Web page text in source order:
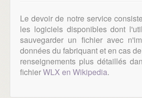
Le devoir de notre service
les logiciels disponibles dont
sauvegarder un fichier avec
données du fabriquant et en cas
renseignements plus détaillés
fichierWLX en Wikipedia.